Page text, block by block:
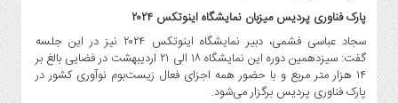
صنایع
غذایی
سیاسی
و
بین
پارک فناوری پردیس میزبان نمایشگاه اینوتکس ۲۰۲۴
سجاد عباسی فشمی، دبیر نمایشگاه اینوتکس ۲۰۲۴ نیز در این جلسه
گفت: سیزدهمین دوره این نمایشگاه ۱۸ الی ۲۱ اردیبهشت در فضایی بالغ بر
۱۴ هزار متر مربع و با حضور همه اجزای فعال زیست‌بوم نوآوری کشور در
پارک فناوری پردیس برگزار می‌شود.